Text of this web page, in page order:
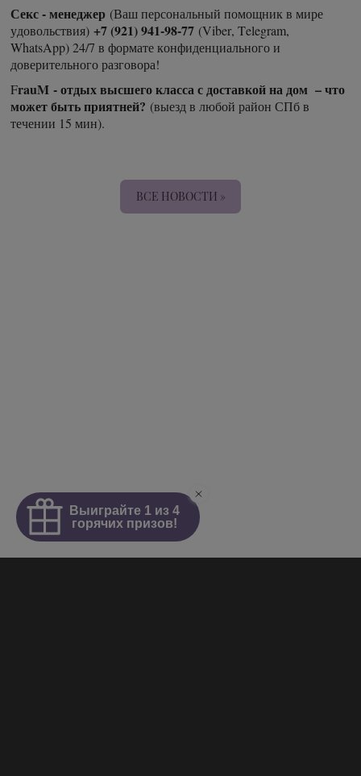
Секс - менеджер (Ваш персональный помощник в мире
удовольствия)+7 (921) 941-98-77 (Viber, Telegram,
WhatsApp) 24/7 в формате конфиденциального и
доверительного разговора!
FrauM - отдых высшего класса с доставкой на дом – что
может быть приятней? (выезд в любой район СПб в
течении 15 мин).
ВСЕ НОВОСТИ »